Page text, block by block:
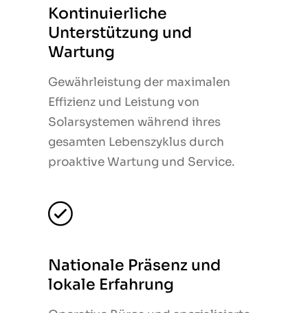
Kontinuierliche
Unterstützung und
Wartung
Gewährleistung der maximalen
Effizienz und Leistung von
Solarsystemen während ihres
gesamten Lebenszyklus durch
proaktive Wartung und Service.
Kontinuierliche
Unterstützung und
Wartung
Gewährleistung der maximalen
Effizienz und Leistung von
Solarsystemen während ihres
gesamten Lebenszyklus durch
proaktive Wartung und Service.
Nationale Präsenz und
lokale Erfahrung
Nationale Präsenz und
lokale Erfahrung